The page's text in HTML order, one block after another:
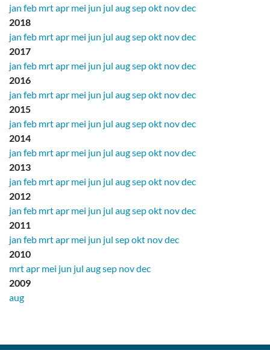
jan feb mrtapr mei jun jul augsepokt novdec
2018
jan feb mrtapr mei jun jul augsepokt novdec
2017
jan feb mrtapr mei jun jul augsepokt novdec
2016
jan feb mrtapr mei jun jul augsepokt novdec
2015
jan feb mrtapr mei jun jul augsepokt novdec
2014
jan feb mrtapr mei jun jul augsepokt novdec
2013
jan feb mrtapr mei jun jul augsepokt novdec
2012
jan feb mrtapr mei jun jul augsepokt novdec
2011
jan feb mrtapr mei jun jul sepokt novdec
2010
mrtapr mei jun jul augsep novdec
2009
aug